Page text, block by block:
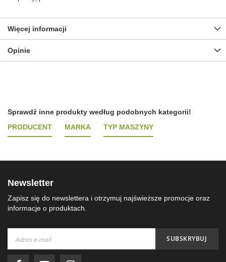
Więcej informacji
Opinie
Sprawdź inne produkty według podobnych kategorii!
PRODUCENT
MARKA TYP MASZYNY
Newsletter
Zapisz się do newslettera i otrzymuj najświeższe promocje oraz
informacje o produktach.
nasz
newsletter:
SUBSKRYBUJ